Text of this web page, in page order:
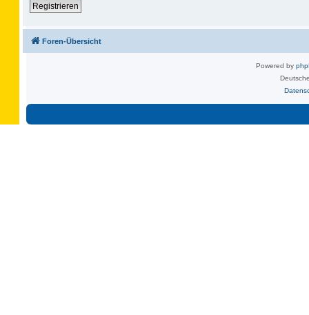
Registrieren
Foren-Übersicht
Powered by